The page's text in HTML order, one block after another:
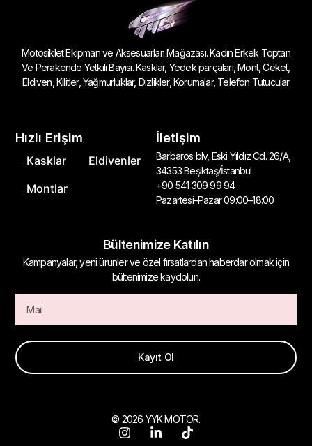
Motosiklet Ekipman ve Aksesuarları Mağazası. Kadın Erkek Toptan
Ve Perakende Yetkili Bayisi. Kasklar, Yedek parçaları, Mont, Ceket,
Eldiven, Kilitler, Yağmurluklar, Dizlikler, Korumalar, Telefon Tutucular
Hızlı Erişim
Kasklar
Eldivenler
Montlar
İletişim
Barbaros blv, Eski Yıldız Cd. 26/A,
34353 Beşiktaş/İstanbul
+90 541 309 99 94
Pazartesi–Pazar 09:00–18:00
Bültenimize Katılın
Kampanyalar, yeni ürünler ve özel fırsatlardan haberdar olmak için
bültenimize kaydolun.
Kayıt Ol
© 2026 YYK MOTOR.